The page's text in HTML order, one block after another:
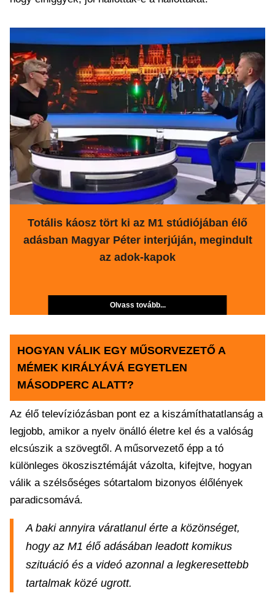
Totális káosz tört ki az M1 stúdiójában élő
adásban Magyar Péter interjúján, megindult
az adok-kapok
Olvass tovább...
HOGYAN VÁLIK EGY MŰSORVEZETŐ A
MÉMEK KIRÁLYÁVÁ EGYETLEN
MÁSODPERC ALATT?
Az élő televíziózásban pont ez a kiszámíthatatlanság a
legjobb, amikor a nyelv önálló életre kel és a valóság
elcsúszik a szövegtől. A műsorvezető épp a tó
különleges ökoszisztémáját vázolta, kifejtve, hogyan
válik a szélsőséges sótartalom bizonyos élőlények
paradicsomává.
A baki annyira váratlanul érte a közönséget,
hogy az M1 élő adásában leadott komikus
szituáció és a videó azonnal a legkeresettebb
tartalmak közé ugrott.